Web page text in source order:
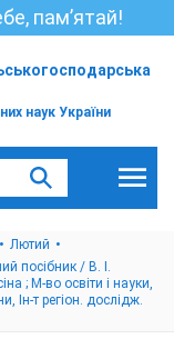
пам’ятай!
наук України
Лютий
посібник / В. І.
; М-во освіти і науки,
Ін-т регіон. дослідж.